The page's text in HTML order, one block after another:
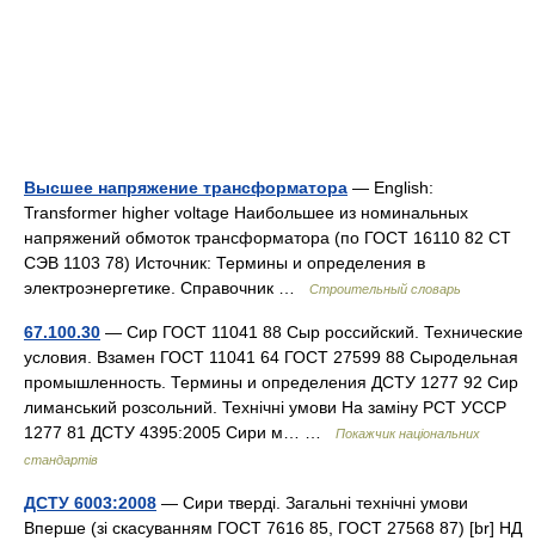
Высшее напряжение трансформатора — English:
Transformer higher voltage Наибольшее из номинальных
напряжений обмоток трансформатора (по ГОСТ 16110 82 СТ
СЭВ 1103 78) Источник: Термины и определения в
электроэнергетике. Справочник …
Строительный словарь
67.100.30 — Сир ГОСТ 11041 88 Сыр российский. Технические
условия. Взамен ГОСТ 11041 64 ГОСТ 27599 88 Сыродельная
промышленность. Термины и определения ДСТУ 1277 92 Сир
лиманський розсольний. Технічні умови На заміну РСТ УССР
1277 81 ДСТУ 4395:2005 Сири м… …
Покажчик національних
стандартів
ДСТУ 6003:2008 — Сири тверді. Загальні технічні умови
Вперше (зі скасуванням ГОСТ 7616 85, ГОСТ 27568 87) [br] НД